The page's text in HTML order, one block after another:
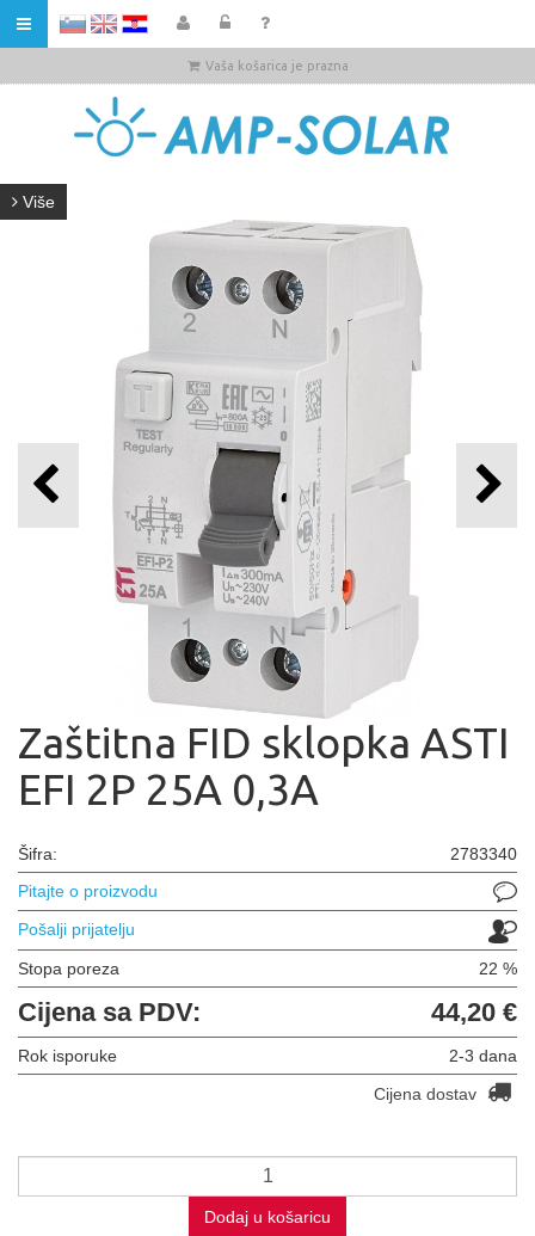
Vaša košarica je prazna
Više
Zaštitna FID sklopka ASTI
EFI 2P 25A 0,3A
Šifra:
2783340
Pitajte o proizvodu
Pošalji prijatelju
Stopa poreza 22 %
Cijena sa PDV: 44,20 €
Rok isporuke
2-3 dana
Cijena dostav
Dodaj u košaricu